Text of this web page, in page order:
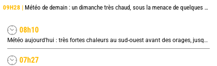
09H28 | Météo de demain : un dimanche très chaud, sous la menace de quelques orages
08h10
Météo aujourd'hui : très fortes chaleurs au sud-ouest avant des orages, jusqu'à 39°C
07h27